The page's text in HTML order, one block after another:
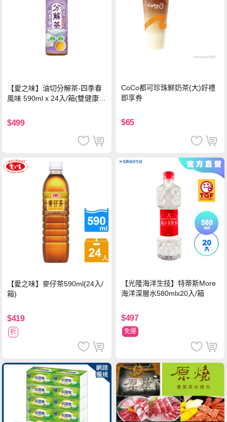
【愛之味】油切分解茶-四季春
風味 590ml x 24入/箱(雙健康認
$499
CoCo都可珍珠鮮奶茶(大)好禮
即享券
$65
【愛之味】麥仔茶590ml(24入/
箱)
$419
折
【光隆海洋生技】特蒂斯More
海洋深層水580mlx20入/箱
$497
免運